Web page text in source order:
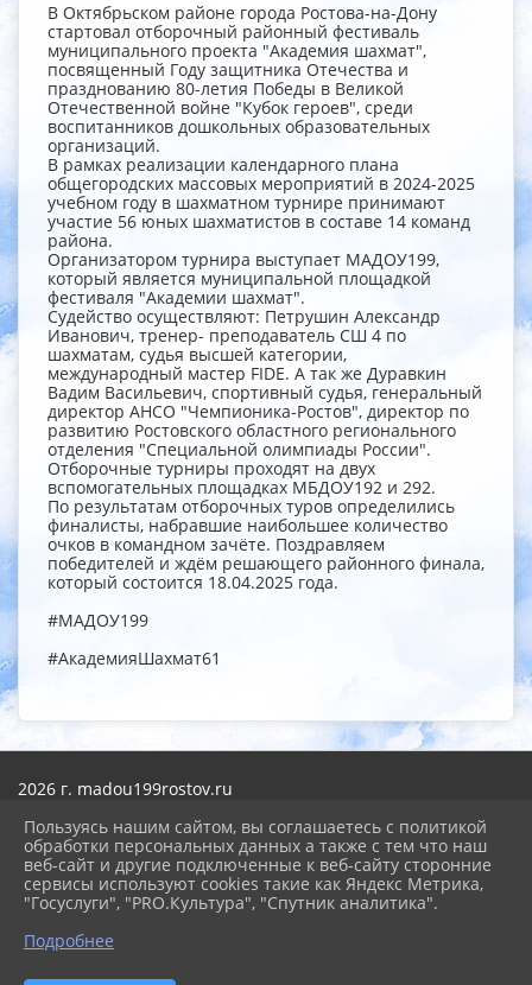
В Октябрьском районе города Ростова-на-Дону
стартовал отборочный районный фестиваль
муниципального проекта "Академия шахмат",
посвященный Году защитника Отечества и
празднованию 80-летия Победы в Великой
Отечественной войне "Кубок героев", среди
воспитанников дошкольных образовательных
организаций.
В рамках реализации календарного плана
общегородских массовых мероприятий в 2024-2025
учебном году в шахматном турнире принимают
участие 56 юных шахматистов в составе 14 команд
района.
Организатором турнира выступает МАДОУ199,
который является муниципальной площадкой
фестиваля "Академии шахмат".
Судейство осуществляют: Петрушин Александр
Иванович, тренер- преподаватель СШ 4 по
шахматам, судья высшей категории,
международный мастер FIDE. А так же Дуравкин
Вадим Васильевич, спортивный судья, генеральный
директор АНСО "Чемпионика-Ростов", директор по
развитию Ростовского областного регионального
отделения "Специальной олимпиады России".
Отборочные турниры проходят на двух
вспомогательных площадках МБДОУ192 и 292.
По результатам отборочных туров определились
финалисты, набравшие наибольшее количество
очков в командном зачёте. Поздравляем
победителей и ждём решающего районного финала,
который состоится 18.04.2025 года.
#МАДОУ199
#АкадемияШахмат61
2026 г. madou199rostov.ru
Карта сайта
Политика обработки персональных данных
Сделано на KubCMS
Разработка и поддержка
Пользуясь нашим сайтом, вы соглашаетесь с политикой
обработки персональных данных а также с тем что наш
веб-сайт и другие подключенные к веб-сайту сторонние
сервисы используют cookies такие как Яндекс Метрика,
"Госуслуги", "PRO.Культура", "Спутник аналитика".
Подробнее